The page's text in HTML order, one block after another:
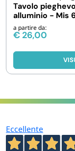
Tavolo
alluminio - Mis
70x55x59 cm
a partire da:
€ 26,00
Eccellente